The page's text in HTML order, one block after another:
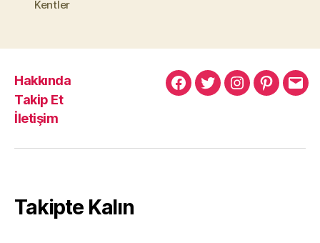
Kentler
Hakkında
Takip Et
İletişim
MuratMuratMuratPinterest
Takipte Kalın